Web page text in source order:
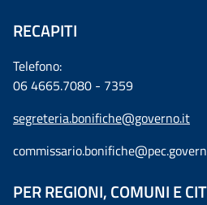
RECAPITI
Telefono:
06 4665.7080 - 7359
segreteria.bonifiche@governo.it
PER REGIONI, COMUNI E